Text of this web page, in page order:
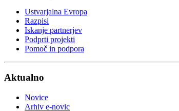
Ustvarjalna Evropa
Razpisi
Iskanje partnerjev
Podprti projekti
Pomoč in podpora
Aktualno
Novice
Arhiv e-novic